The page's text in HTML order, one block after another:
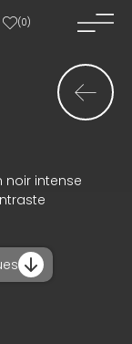
(0)
noir intense